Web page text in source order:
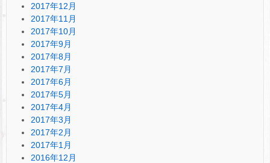
2017年12月
2017年11月
2017年10月
2017年9月
2017年8月
2017年7月
2017年6月
2017年5月
2017年4月
2017年3月
2017年2月
2017年1月
2016年12月